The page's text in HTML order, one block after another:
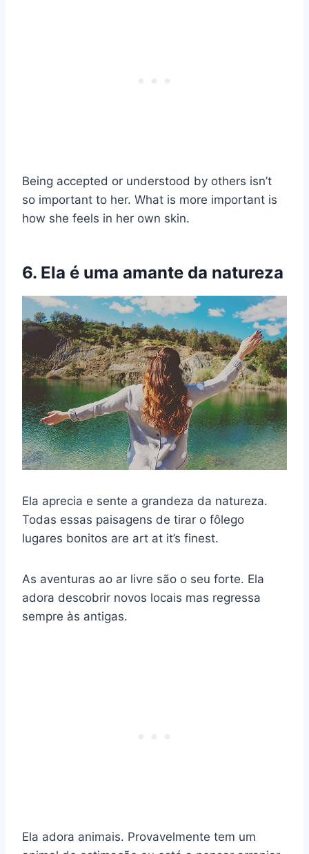
Being accepted or understood by others isn’t
so important to her. What is more important is
how she feels in her own skin.
6. Ela é uma amante da natureza
Ela aprecia e sente a grandeza da natureza.
Todas essas paisagens de tirar o fôlego
lugares bonitos are art at it’s finest.
As aventuras ao ar livre são o seu forte. Ela
adora descobrir novos locais mas regressa
sempre às antigas.
Ela adora animais. Provavelmente tem um